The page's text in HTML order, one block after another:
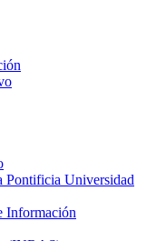
Pontificia Universidad
Información